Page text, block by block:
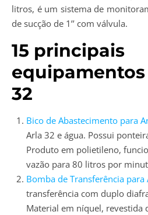
litros, é um sistema de
de sucção de 1’’ com válvula.
15 principais
32
Bico de Abastecimento para
Arla 32 e água. Possui
Produto em polietileno,
vazão para 80 litros por
Bomba de Transferência para
transferência com duplo
Material em níquel, revestida